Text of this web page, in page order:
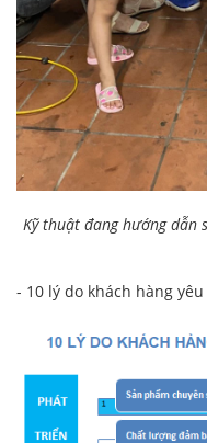
Kỹ thuật đang hướng dẫn
- 10 lý do khách hàng